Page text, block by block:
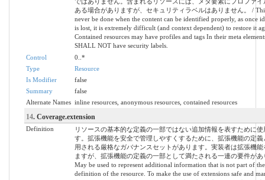
ある場合がありますが、セキュリティラベルはありません。 /
never be done when the content can be identified properly, as once
is lost, it is extremely difficult (and context dependent) to restore it
Contained resources may have profiles and tags In their meta
SHALL NOT have security labels.
Control
0..*
Type
Resource
Is Modifier
false
Summary
false
Alternate Names inline resources, anonymous resources, contained resources
14. Coverage.extension
Definition
リソースの基本的な定義の一部ではない追加情報を表すために使
す。拡張機能を安全で管理しやすくするために、拡張機能の定義
用される厳格なガバナンスセットがあります。実装者は拡張機能
ますが、拡張機能の定義の一部として満たされる一連の要件があ
May be used to represent additional information that is not part of
definition of the resource. To make the use of extensions safe and